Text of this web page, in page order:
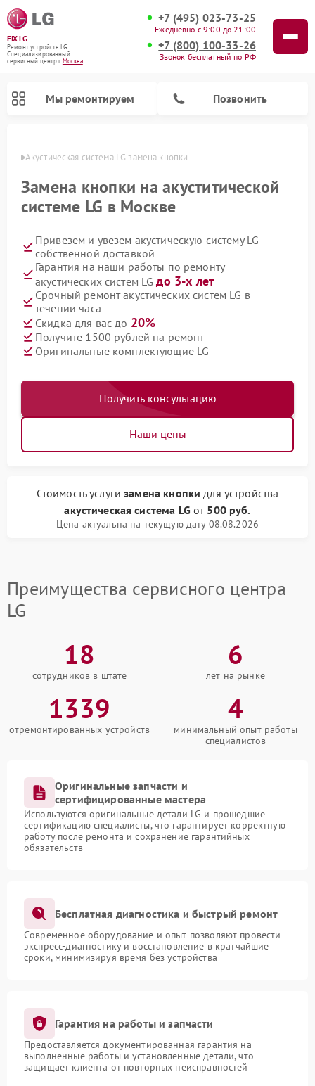
FIX-LG
Ремонт устройств LG
Специализированный
cервисный центр г.Москва
+7 (495) 023-73-25
Ежедневно с 9:00 до 21:00
+7 (800) 100-33-26
Звонок бесплатный по РФ
Мы ремонтируем Позвонить
Акустическая система LG замена кнопки
Замена кнопки на акуститической
системе LG в Москве
Привезем и увезем акустическую систему LG
собственной доставкой
Гарантия на наши работы по ремонту
акустических систем LGдо 3-х лет
Срочный ремонт акустических систем LG в
течении часа
Скидка для вас до 20%
Получите 1500 рублей на ремонт
Оригинальные комплектующие LG
Получить консультацию
Наши цены
Стоимость услугизамена кнопки для устройства
акустическая система LG от 500 руб.
Цена актуальна на текущую дату 08.08.2026
Преимущества сервисного центра
LG
18
сотрудников в штате
6
лет на рынке
1339
отремонтированных устройств
4
минимальный опыт работы
специалистов
Оригинальные запчасти и
сертифицированные мастера
Используются оригинальные детали LG и прошедшие
сертификацию специалисты, что гарантирует корректную
работу после ремонта и сохранение гарантийных
обязательств
Бесплатная диагностика и быстрый ремонт
Современное оборудование и опыт позволяют провести
экспресс-диагностику и восстановление в кратчайшие
сроки, минимизируя время без устройства
Гарантия на работы и запчасти
Предоставляется документированная гарантия на
выполненные работы и установленные детали, что
защищает клиента от повторных неисправностей